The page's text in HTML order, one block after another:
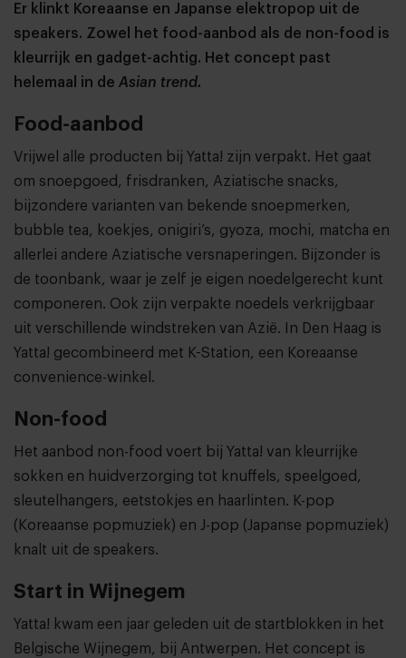
Er klinkt Koreaanse en Japanse elektropop uit de
speakers. Zowel het food-aanbod als de non-food is
kleurrijk en gadget-achtig. Het concept past
helemaal in de Asian trend.
Food-aanbod
Vrijwel alle producten bij Yatta! zijn verpakt. Het gaat
om snoepgoed, frisdranken, Aziatische snacks,
bijzondere varianten van bekende snoepmerken,
bubble tea, koekjes, onigiri’s, gyoza, mochi, matcha en
allerlei andere Aziatische versnaperingen. Bijzonder is
de toonbank, waar je zelf je eigen noedelgerecht kunt
componeren. Ook zijn verpakte noedels verkrijgbaar
uit verschillende windstreken van Azië. In Den Haag is
Yatta! gecombineerd met K-Station, een Koreaanse
convenience-winkel.
Non-food
Het aanbod non-food voert bij Yatta! van kleurrijke
sokken en huidverzorging tot knuffels, speelgoed,
sleutelhangers, eetstokjes en haarlinten. K-pop
(Koreaanse popmuziek) en J-pop (Japanse popmuziek)
knalt uit de speakers.
Start in Wijnegem
Yatta! kwam een jaar geleden uit de startblokken in het
Belgische Wijnegem, bij Antwerpen. Het concept is